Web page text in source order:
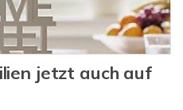
jetzt auch auf